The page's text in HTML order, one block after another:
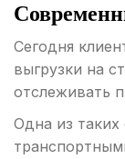
Сегодня
выгрузки на
отслеживать
Одна из